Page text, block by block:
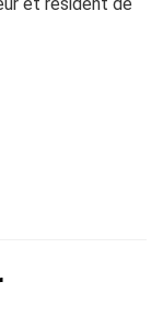
et résident de